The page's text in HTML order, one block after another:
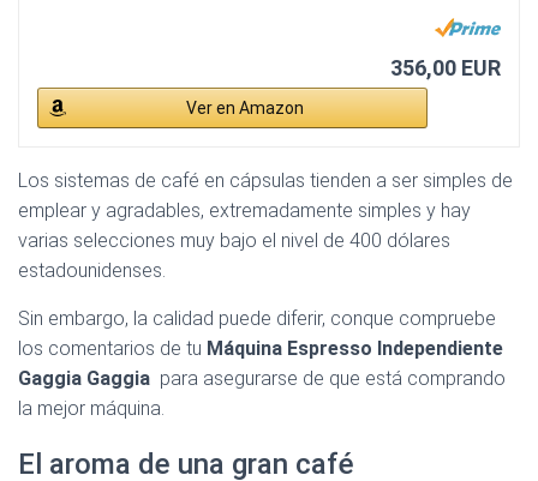
356,00 EUR
Ver en Amazon
Los sistemas de café en cápsulas tienden a ser simples de
emplear y agradables, extremadamente simples y hay
varias selecciones muy bajo el nivel de 400 dólares
estadounidenses.
Sin embargo, la calidad puede diferir, conque compruebe
los comentarios de tu Máquina Espresso Independiente
Gaggia Gaggia para asegurarse de que está comprando
la mejor máquina.
El aroma de una gran café